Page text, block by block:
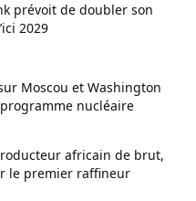
prévoit de doubler son
2029
Moscou et Washington
nucléaire
africain de brut,
le premier raffineur